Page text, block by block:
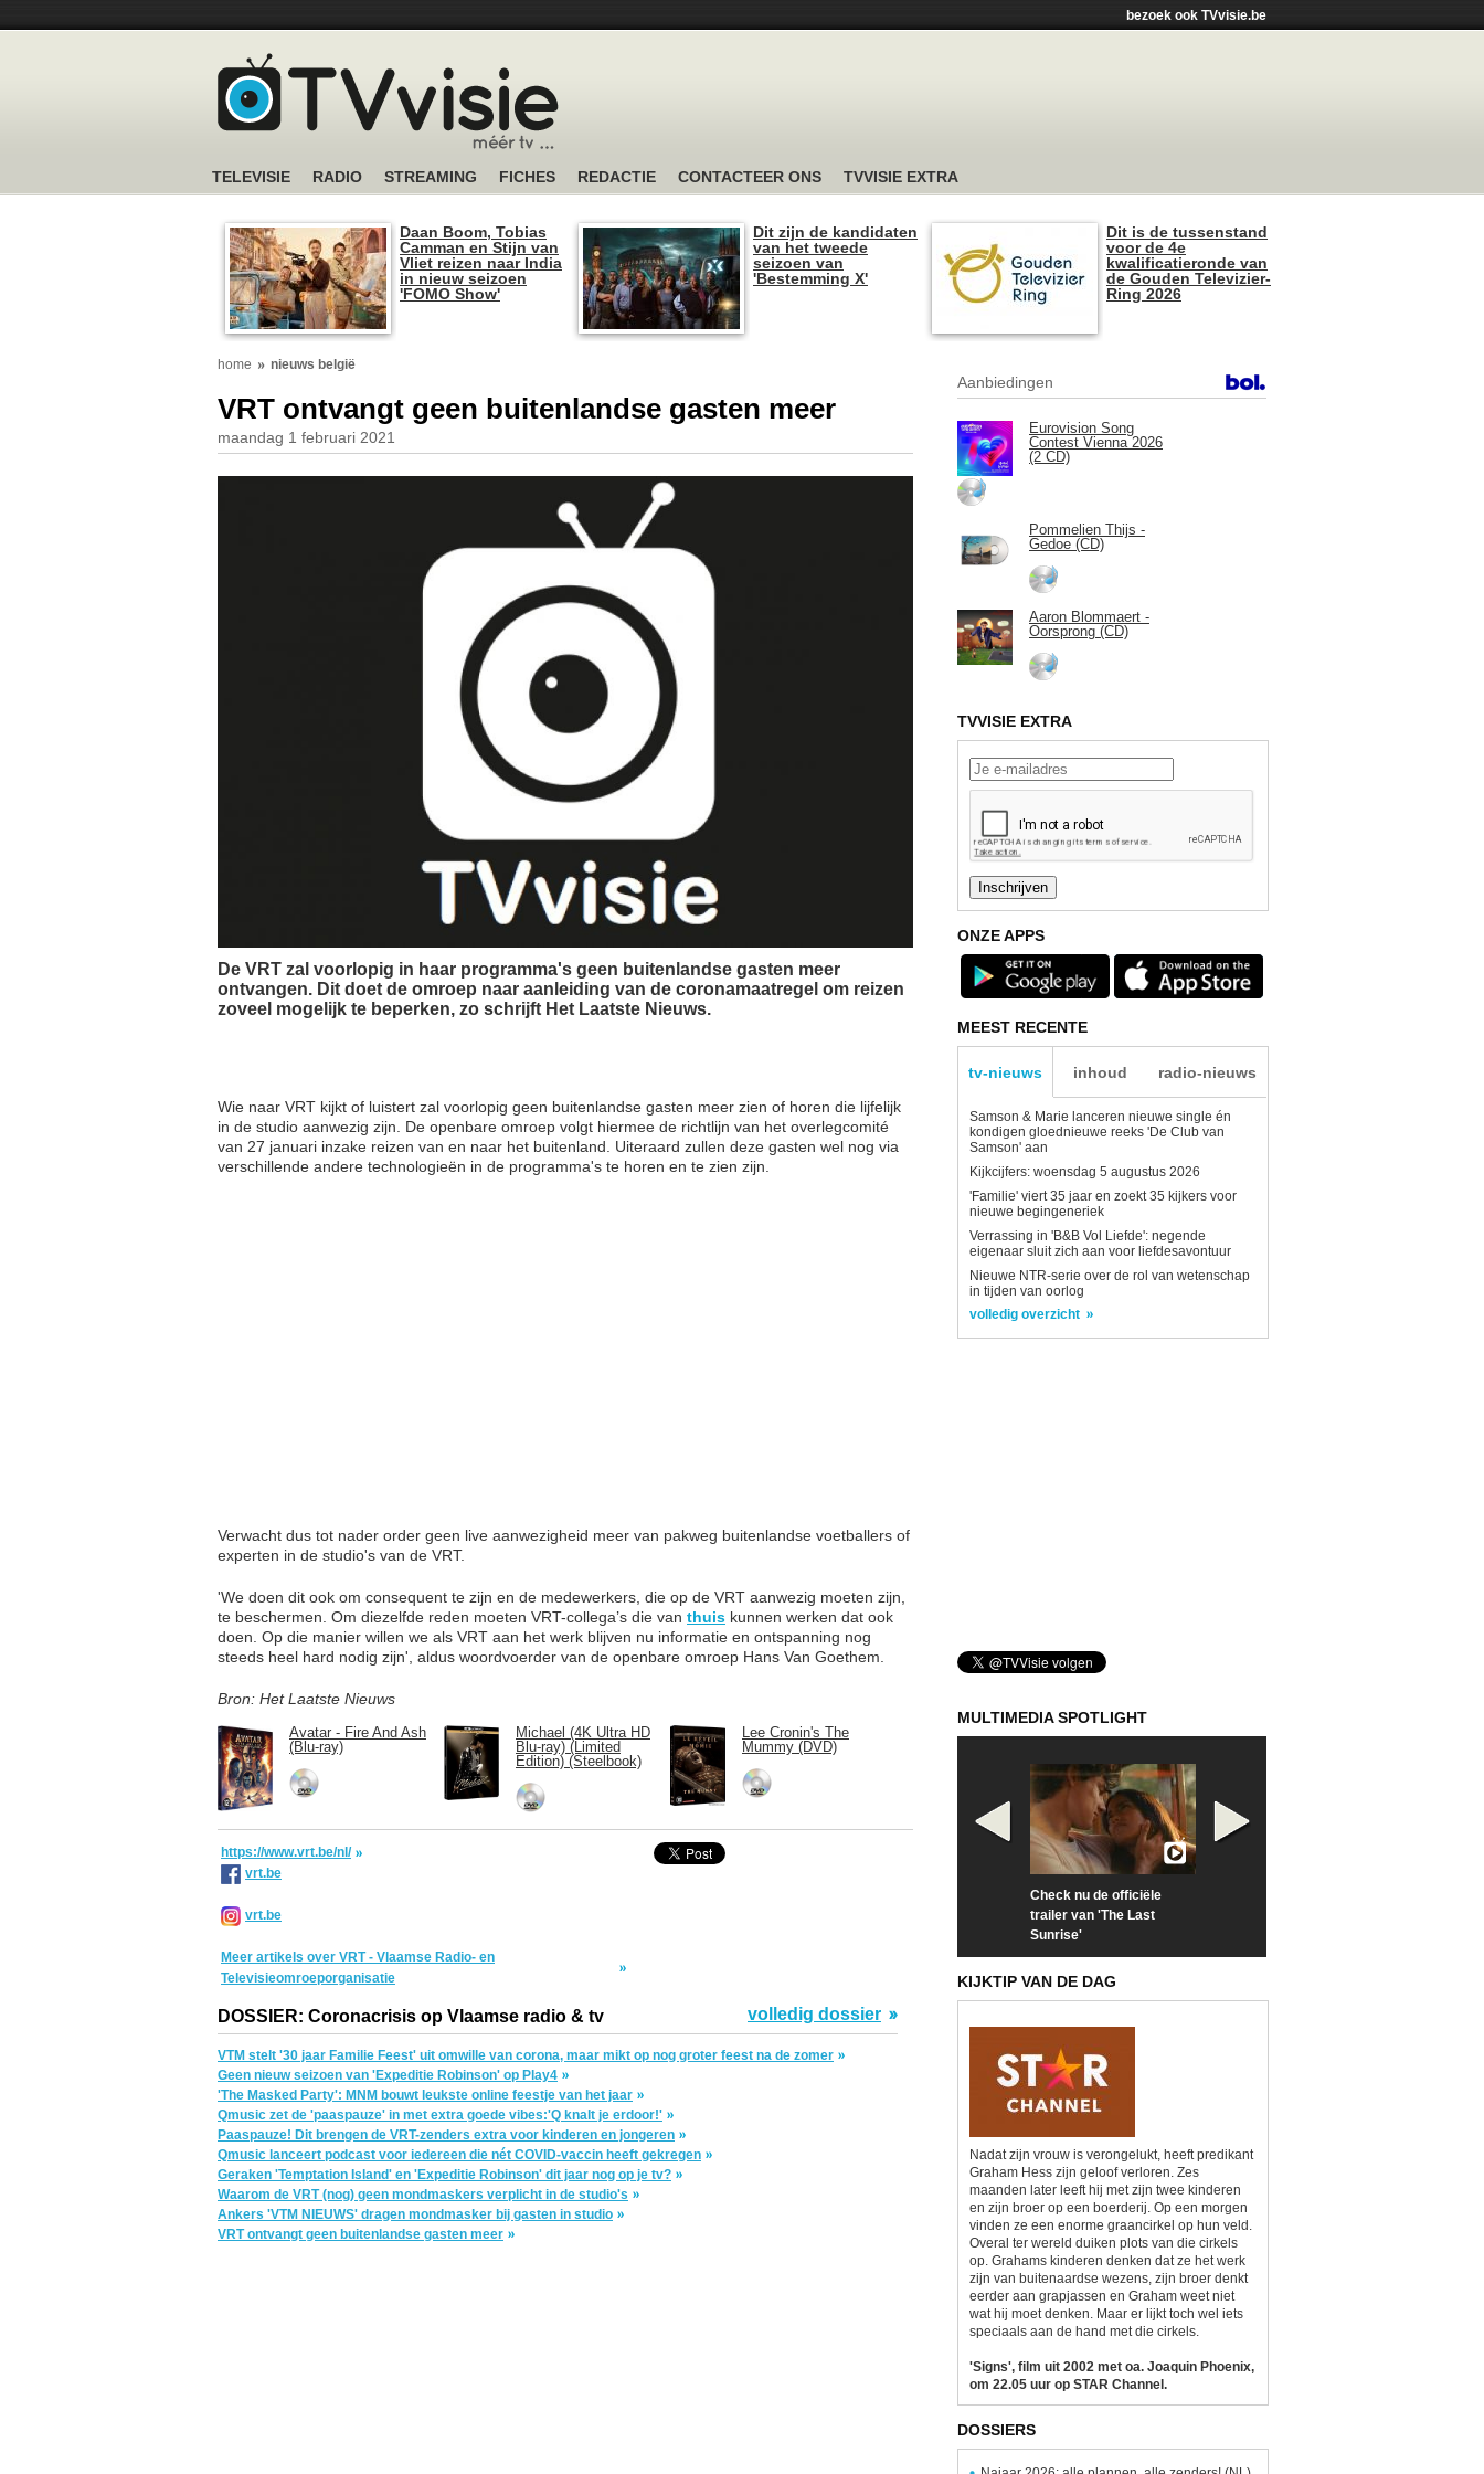
bezoek ook TVvisie.be
TELEVISIE RADIO STREAMING FICHES REDACTIE CONTACTEER ONS TVVISIE EXTRA
Daan Boom, Tobias
Camman en Stijn van
Vliet reizen naar India
in nieuw seizoen
'FOMO Show'
Dit zijn de kandidaten
van het tweede
seizoen van
'Bestemming X'
Dit is de tussenstand
voor de 4e
kwalificatieronde van
de Gouden Televizier-
Ring 2026
home nieuws belgië
VRT ontvangt geen buitenlandse gasten meer
maandag 1 februari 2021
De VRT zal voorlopig in haar programma's geen buitenlandse gasten meer
ontvangen. Dit doet de omroep naar aanleiding van de coronamaatregel om reizen
zoveel mogelijk te beperken, zo schrijft Het Laatste Nieuws.
Wie naar VRT kijkt of luistert zal voorlopig geen buitenlandse gasten meer zien of horen die lijfelijk
in de studio aanwezig zijn. De openbare omroep volgt hiermee de richtlijn van het overlegcomité
van 27 januari inzake reizen van en naar het buitenland. Uiteraard zullen deze gasten wel nog via
verschillende andere technologieën in de programma's te horen en te zien zijn.
Verwacht dus tot nader order geen live aanwezigheid meer van pakweg buitenlandse voetballers of
experten in de studio's van de VRT.
'We doen dit ook om consequent te zijn en de medewerkers, die op de VRT aanwezig moeten zijn,
te beschermen. Om diezelfde reden moeten VRT-collega’s die van thuis kunnen werken dat ook
doen. Op die manier willen we als VRT aan het werk blijven nu informatie en ontspanning nog
steeds heel hard nodig zijn', aldus woordvoerder van de openbare omroep Hans Van Goethem.
Bron: Het Laatste Nieuws
Avatar - Fire And Ash
(Blu-ray)
Michael (4K Ultra HD
Blu-ray) (Limited
Edition) (Steelbook)
Lee Cronin's The
Mummy (DVD)
https://www.vrt.be/nl/
vrt.be
vrt.be
Meer artikels over VRT - Vlaamse Radio- en
Televisieomroeporganisatie
DOSSIER: Coronacrisis op Vlaamse radio & tv volledig dossier
VTM stelt '30 jaar Familie Feest' uit omwille van corona, maar mikt op nog groter feest na de zomer
Geen nieuw seizoen van 'Expeditie Robinson' op Play4
'The Masked Party': MNM bouwt leukste online feestje van het jaar
Qmusic zet de 'paaspauze' in met extra goede vibes:'Q knalt je erdoor!'
Paaspauze! Dit brengen de VRT-zenders extra voor kinderen en jongeren
Qmusic lanceert podcast voor iedereen die nét COVID-vaccin heeft gekregen
Geraken 'Temptation Island' en 'Expeditie Robinson' dit jaar nog op je tv?
Waarom de VRT (nog) geen mondmaskers verplicht in de studio's
Ankers 'VTM NIEUWS' dragen mondmasker bij gasten in studio
VRT ontvangt geen buitenlandse gasten meer
Aanbiedingen
Eurovision Song
Contest Vienna 2026
(2 CD)
Pommelien Thijs -
Gedoe (CD)
Aaron Blommaert -
Oorsprong (CD)
TVVISIE EXTRA
ONZE APPS
MEEST RECENTE
tv-nieuws inhoud radio-nieuws
Samson & Marie lanceren nieuwe single én
kondigen gloednieuwe reeks 'De Club van
Samson' aan
Kijkcijfers: woensdag 5 augustus 2026
'Familie' viert 35 jaar en zoekt 35 kijkers voor
nieuwe begingeneriek
Verrassing in 'B&B Vol Liefde': negende
eigenaar sluit zich aan voor liefdesavontuur
Nieuwe NTR-serie over de rol van wetenschap
in tijden van oorlog
volledig overzicht
MULTIMEDIA SPOTLIGHT
Check nu de officiële
trailer van 'The Last
Sunrise'
KIJKTIP VAN DE DAG
Nadat zijn vrouw is verongelukt, heeft predikant
Graham Hess zijn geloof verloren. Zes
maanden later leeft hij met zijn twee kinderen
en zijn broer op een boerderij. Op een morgen
vinden ze een enorme graancirkel op hun veld.
Overal ter wereld duiken plots van die cirkels
op. Grahams kinderen denken dat ze het werk
zijn van buitenaardse wezens, zijn broer denkt
eerder aan grapjassen en Graham weet niet
wat hij moet denken. Maar er lijkt toch wel iets
speciaals aan de hand met die cirkels.
'Signs', film uit 2002 met oa. Joaquin Phoenix,
om 22.05 uur op STAR Channel.
DOSSIERS